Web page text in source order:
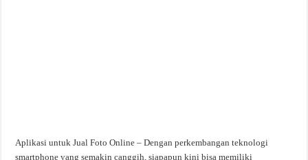
Aplikasi untuk Jual Foto Online – Dengan perkembangan teknologi
smartphone yang semakin canggih, siapapun kini bisa memiliki